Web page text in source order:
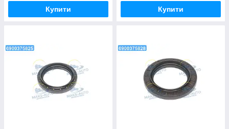
Купити Купити